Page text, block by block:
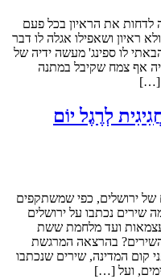
לדחות את הראיון בכל פעם
ראיון ושאפילו אגלה לו דבר
לו ספינג' מעשה ידיה של
אף צמח שקיבל במתנה
[…]
לְרֶגֶל יוֹם
של ירושלים, כפי שמשתקפים
נכתבו על ירושלים
ועד מלחמת ששת
בהרצאה המרגשת
קום המדינה, שירים שנכתבו
ועל […]